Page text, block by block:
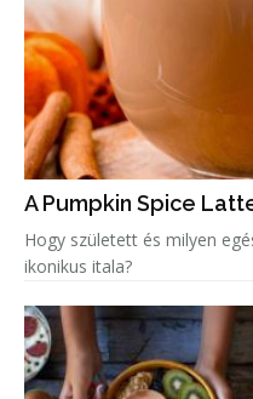
A Pumpkin Spice
Hogy született és milyen
ikonikus itala?